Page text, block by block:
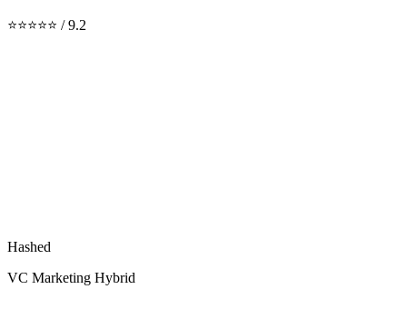
⭐⭐⭐⭐⭐ / 9.2
Hashed
VC Marketing Hybrid